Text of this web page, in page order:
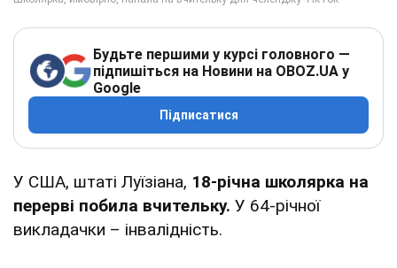
Будьте першими у курсі головного —
підпишіться на Новини на OBOZ.UA у
Google
Підписатися
У США, штаті Луїзіана, 18-річна школярка на
перерві побила вчительку. У 64-річної
викладачки – інвалідність.